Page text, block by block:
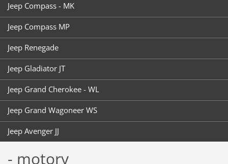
Jeep Compass - MK
Jeep Compass MP
Jeep Renegade
Jeep Gladiator JT
Jeep Grand Cherokee - WL
Jeep Grand Wagoneer WS
Jeep Avenger JJ
- motory